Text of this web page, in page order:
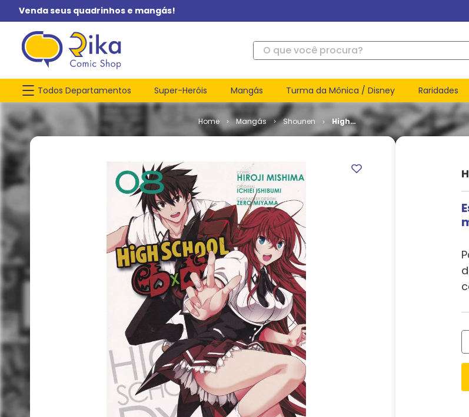
Venda seus quadrinhos e mangás!
O que você procura?
Todos Departamentos Super-Heróis Mangás Turma da Mônica / Disney Raridades
Mangás Shounen
High
School